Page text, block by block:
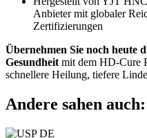
Anbieter mit globaler
Zertifizierungen
Übernehmen Sie noch heute
Gesundheit mit dem HD-Cure
schnellere Heilung, tiefere
Andere sahen auch: